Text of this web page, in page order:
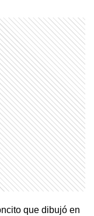
que dibujó en